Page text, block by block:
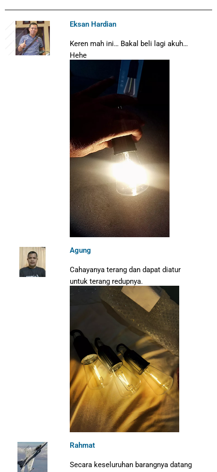
Eksan Hardian
Keren mah ini… Bakal beli lagi akuh…
Hehe
Agung
Cahayanya terang dan dapat diatur
untuk terang redupnya.
Rahmat
Secara keseluruhan barangnya datang